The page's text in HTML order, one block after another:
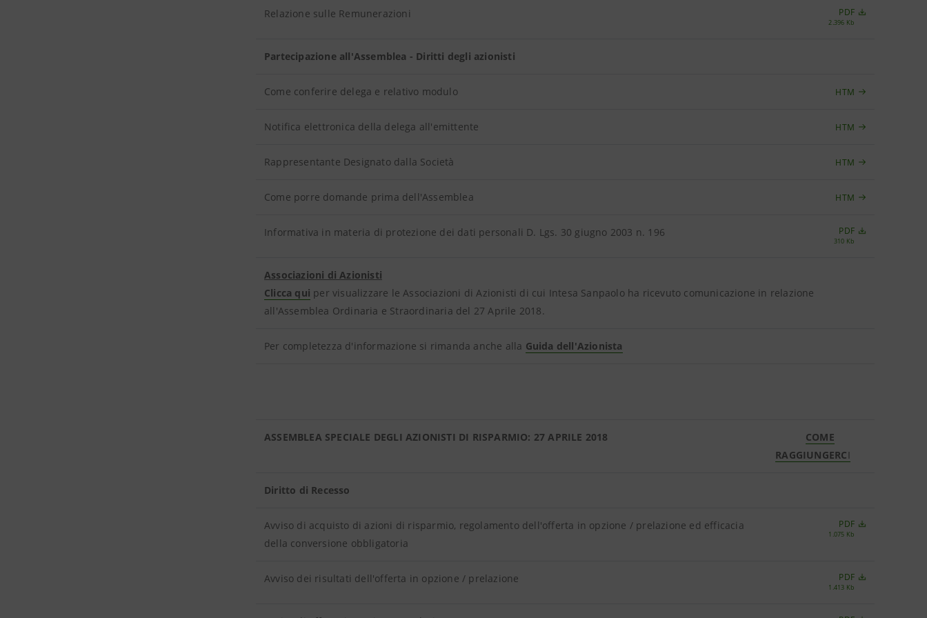
Relazione sulle Remunerazioni PDF
2.396 Kb
Partecipazione all'Assemblea - Diritti degli azionisti
Come conferire delega e relativo modulo HTM
Notifica elettronica della delega all'emittente HTM
Rappresentante Designato dalla Società HTM
Come porre domande prima dell'Assemblea HTM
Informativa in materia di protezione dei dati personali D. Lgs. 30 giugno 2003 n. 196 PDF
310 Kb
Associazioni di Azionisti
Clicca qui per visualizzare le Associazioni di Azionisti di cui Intesa Sanpaolo ha ricevuto comunicazione in relazione
all'Assemblea Ordinaria e Straordinaria del 27 Aprile 2018.
Per completezza d'informazione si rimanda anche alla Guida dell'Azionista
ASSEMBLEA SPECIALE DEGLI AZIONISTI DI RISPARMIO: 27 APRILE 2018
COME
RAGGIUNGERCI
Diritto di Recesso
Avviso di acquisto di azioni di risparmio, regolamento dell'offerta in opzione / prelazione ed efficacia
della conversione obbligatoria
PDF
1.075 Kb
Avviso dei risultati dell'offerta in opzione / prelazione PDF
1.413 Kb